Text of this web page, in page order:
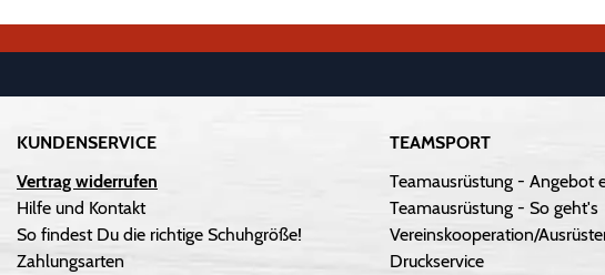
KUNDENSERVICE
Vertrag widerrufen
Hilfe und Kontakt
So findest Du die richtige Schuhgröße!
Zahlungsarten
TEAMSPORT
Teamausrüstung - Angebot
Teamausrüstung - So geht's
Vereinskooperation/
Druckservice